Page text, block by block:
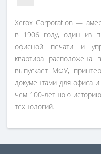
Xerox Corporation —
в 1906 году, один из
офисной печати и
квартира расположена
выпускает МФУ,
документами для офиса
чем 100-летнюю
технологий.